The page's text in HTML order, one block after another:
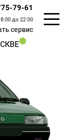
79-61
до 22:00
сервис